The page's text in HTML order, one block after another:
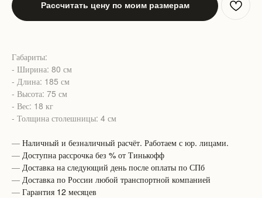
Рассчитать цену по моим размерам
Габариты:
- Ширина: 80 см
- Длина: 185 см
- Высота: 75 см
- Вес: 18 кг
- Толщина столешницы: 4 см
— Наличный и безналичный расчёт. Работаем с юр. лицами.
— Доступна рассрочка без % от Тинькофф
— Доставка на следующий день после оплаты по СПб
— Доставка по России любой транспортной компанией
— Гарантия 12 месяцев